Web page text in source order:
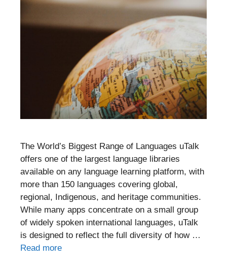
The World’s Biggest Range of Languages uTalk
offers one of the largest language libraries
available on any language learning platform, with
more than 150 languages covering global,
regional, Indigenous, and heritage communities.
While many apps concentrate on a small group
of widely spoken international languages, uTalk
is designed to reflect the full diversity of how …
Read more